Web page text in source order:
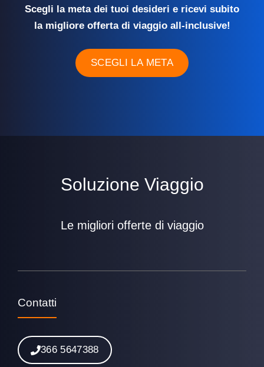
Scegli la meta dei tuoi desideri e ricevi subito
la migliore offerta di viaggio all-inclusive!
SCEGLI LA META
Soluzione Viaggio
Le migliori offerte di viaggio
Contatti
366 5647388